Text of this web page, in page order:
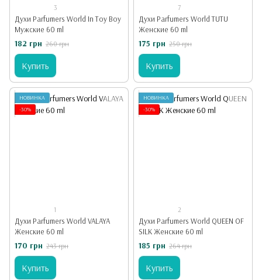
3
Духи Parfumers World In Toy Boy
Мужские 60 ml
182 грн 260 грн
Купить
7
Духи Parfumers World TUTU
Женские 60 ml
175 грн 250 грн
Купить
НОВИНКА
-30%
1
Духи Parfumers World VALAYA
Женские 60 ml
170 грн 243 грн
Купить
НОВИНКА
-30%
2
Духи Parfumers World QUEEN OF
SILK Женские 60 ml
185 грн 264 грн
Купить